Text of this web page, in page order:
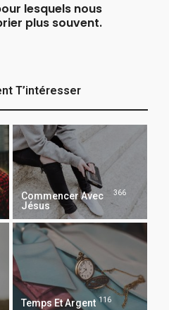
lesquels nous
plus souvent.
T’intéresser
Commencer Avec
Jésus
366
Temps Et Argent 116